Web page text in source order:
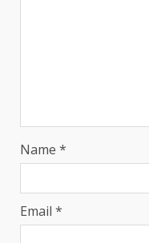
Name *
Email *